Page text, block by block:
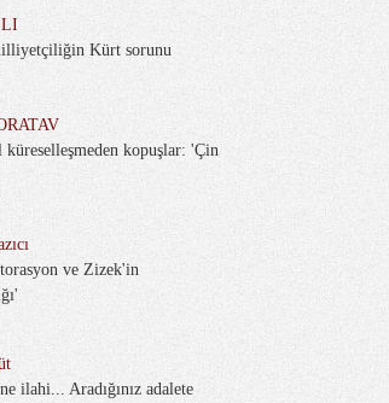
Kürt sorunu
küreselleşmeden kopuşlar: 'Çin
ve Zizek'in
ilahi... Aradığınız adalete